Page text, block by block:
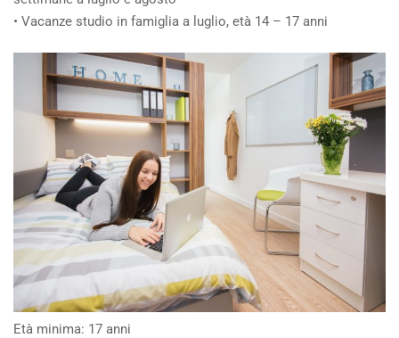
• Vacanze studio in famiglia a luglio, età 14 – 17 anni
Età minima: 17 anni